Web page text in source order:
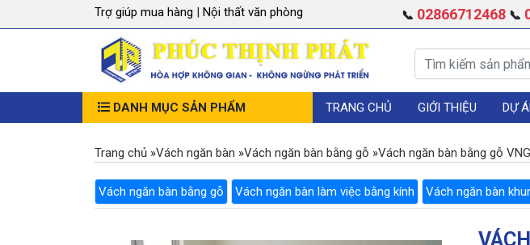
Trợ giúp mua hàng | Nội thất văn phòng 📞 02866712468 📞
DANH MỤC SẢN PHẨM TRANG CHỦ GIỚI THIỆU DỰ
Trang chủ »Vách ngăn bàn »Vách ngăn bàn bằng gỗ »Vách ngăn bàn bằng gỗ
Vách ngăn bàn bằng gỗ Vách ngăn bàn làm việc bằng kính Vách ngăn bàn